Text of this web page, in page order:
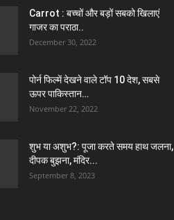
Carrot : बच्चों और बड़ों सबको खिलाएं
गाजर का पराठा..
December 30, 2022
पोर्न फिल्में देखने वाले टॉप 10 देश, सबसे
ऊपर पाकिस्तान…
November 22, 2022
शुभ या अशुभ?: पूजा करते समय हाथ जलना,
दीपक बुझना, मंदिर...
September 8, 2023